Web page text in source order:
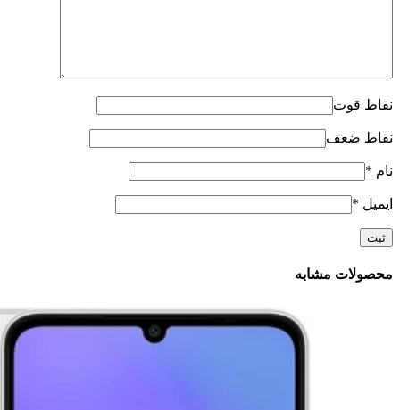
نقاط قوت
نقاط ضعف
نام *
ایمیل *
محصولات مشابه